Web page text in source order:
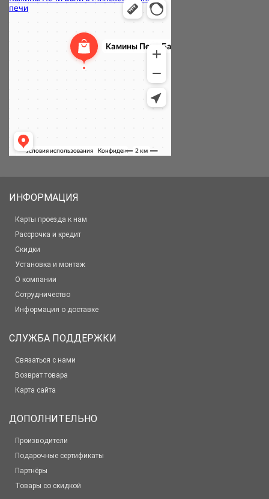
ИНФОРМАЦИЯ
Карты проезда к нам
Рассрочка и кредит
Скидки
Установка и монтаж
О компании
Сотрудничество
Информация о доставке
СЛУЖБА ПОДДЕРЖКИ
Связаться с нами
Возврат товара
Карта сайта
ДОПОЛНИТЕЛЬНО
Производители
Подарочные сертификаты
Партнёры
Товары со скидкой